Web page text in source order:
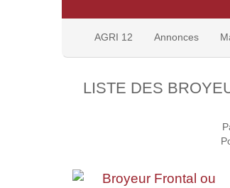
AGRI 12 Annonces
LISTE DES